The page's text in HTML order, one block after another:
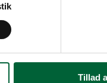
Tillad